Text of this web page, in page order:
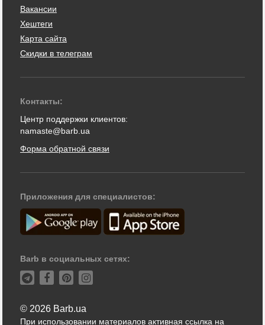
Вакансии
Хештеги
Карта сайта
Скидки в телеграм
Контакты:
Центр поддержки клиентов:
namaste@barb.ua
Форма обратной связи
Приложения для специалистов:
Barb в социальных сетях:
© 2026 Barb.ua
При использовании материалов активная ссылка на